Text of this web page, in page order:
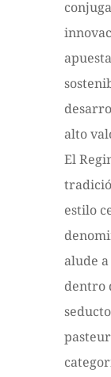
alto
El
estilo
alude
dentro